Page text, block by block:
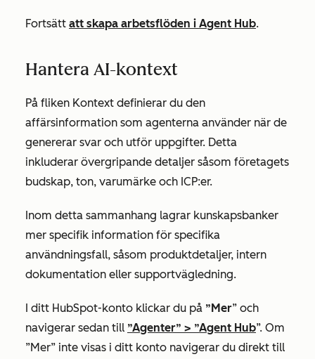
Fortsätt att skapa arbetsflöden i Agent Hub.
Hantera AI-kontext
På fliken Kontext definierar du den
affärsinformation som agenterna använder när de
genererar svar och utför uppgifter. Detta
inkluderar övergripande detaljer såsom företagets
budskap, ton, varumärke och ICP:er.
Inom detta sammanhang lagrar kunskapsbanker
mer specifik information för specifika
användningsfall, såsom produktdetaljer, intern
dokumentation eller supportvägledning.
I ditt HubSpot-konto klickar du på ”Mer” och
navigerar sedan till ”Agenter” > ”Agent Hub”. Om
”Mer” inte visas i ditt konto navigerar du direkt till